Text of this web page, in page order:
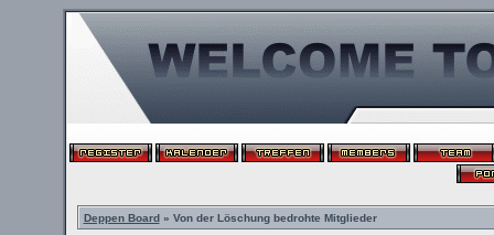
Deppen Board» Von der Löschung bedrohte Mitglieder